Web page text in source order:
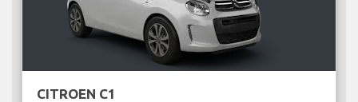
CITROEN C1